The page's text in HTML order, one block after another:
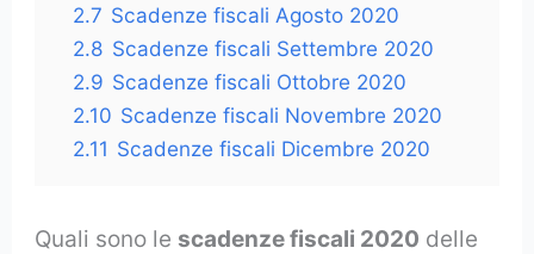
2.7 Scadenze fiscali Agosto 2020
2.8 Scadenze fiscali Settembre 2020
2.9 Scadenze fiscali Ottobre 2020
2.10 Scadenze fiscali Novembre 2020
2.11 Scadenze fiscali Dicembre 2020
Quali sono le scadenze fiscali 2020 delle